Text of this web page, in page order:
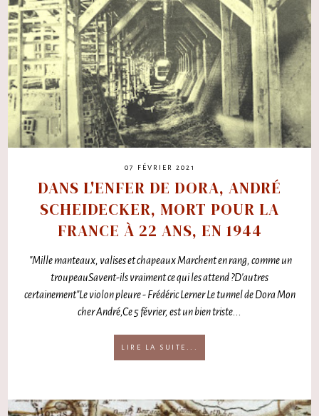
07 FÉVRIER 2021
DANS L'ENFER DE DORA, ANDRÉ
SCHEIDECKER, MORT POUR LA
FRANCE À 22 ANS, EN 1944
"Mille manteaux, valises et chapeaux Marchent en rang, comme un
troupeauSavent-ils vraiment ce qui les attend ?D'autres
certainement"Le violon pleure - Frédéric Lerner Le tunnel de Dora Mon
cher André,Ce 5 février, est un bien triste...
LIRE LA SUITE...